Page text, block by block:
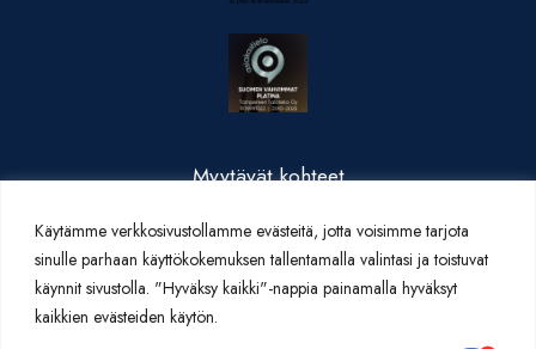
Käytämme verkkosivustollamme evästeitä, jotta voisimme tarjota
sinulle parhaan käyttökokemuksen tallentamalla valintasi ja toistuvat
käynnit sivustolla. "Hyväksy kaikki"-nappia painamalla hyväksyt
kaikkien evästeiden käytön.
Myytävät kohteet
Yritysesittely
Yhteystiedot
Artikkelit